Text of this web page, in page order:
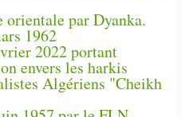
orientale par Dyanka.
1962
2022 portant
envers les harkis
Algériens "Cheikh